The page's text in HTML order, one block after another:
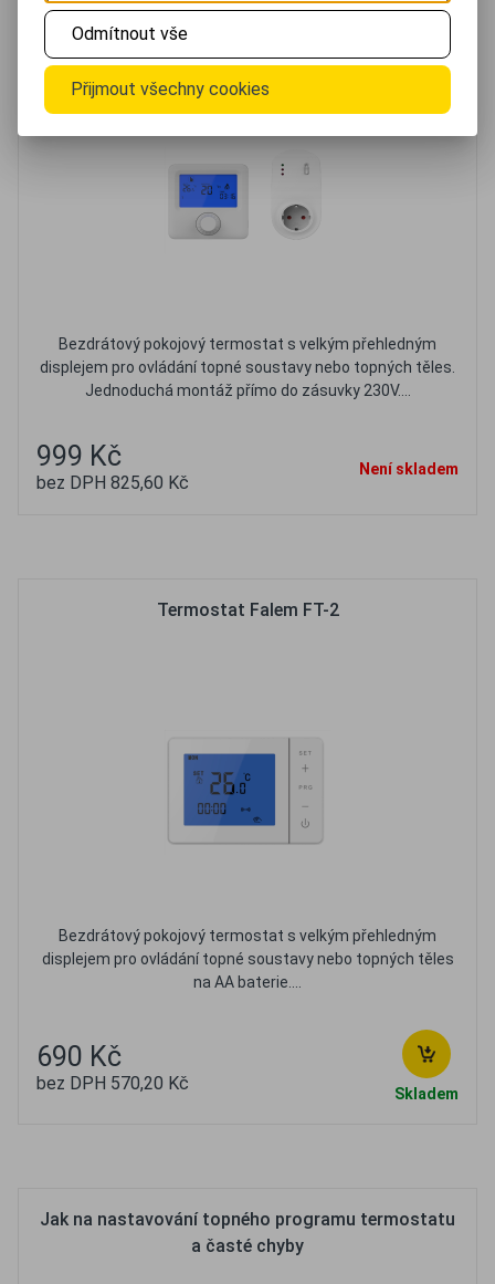
Bezdrátový termostat se zásuvkou Flame RF-P
Bezdrátový pokojový termostat s velkým přehledným
displejem pro ovládání topné soustavy nebo topných těles.
Jednoduchá montáž přímo do zásuvky 230V....
999 Kč
bez DPH 825,60 Kč
Není skladem
Termostat Falem FT-2
Bezdrátový pokojový termostat s velkým přehledným
displejem pro ovládání topné soustavy nebo topných těles
na AA baterie....
690 Kč
bez DPH 570,20 Kč Skladem
Jak na nastavování topného programu termostatu
a časté chyby
Odmítnout vše
Přijmout všechny cookies